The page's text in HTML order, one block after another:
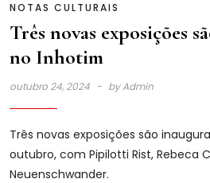
NOTAS CULTURAIS
Três novas exposições
no Inhotim
outubro 24, 2024 byAdmin
Três novas exposições são
outubro, com Pipilotti Rist, Rebeca
Neuenschwander.